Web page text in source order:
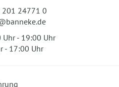
201 24771 0
Uhr - 19:00 Uhr
- 17:00 Uhr